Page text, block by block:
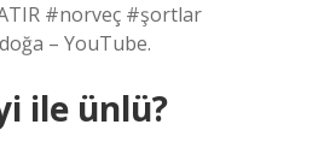
#norveç #şortlar
– YouTube.
ile ünlü?